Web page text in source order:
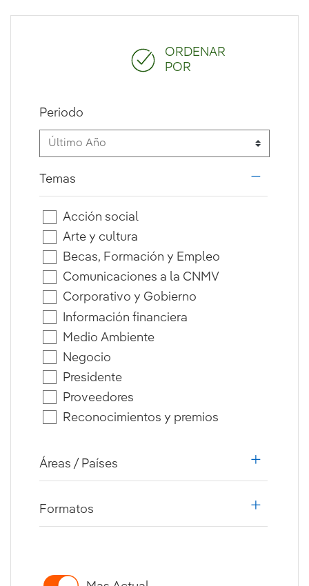
ORDENAR
POR
Periodo
Temas
Acción social
Arte y cultura
Becas, Formación y Empleo
Comunicaciones a la CNMV
Corporativo y Gobierno
Información financiera
Medio Ambiente
Negocio
Presidente
Proveedores
Reconocimientos y premios
Áreas / Países
Formatos